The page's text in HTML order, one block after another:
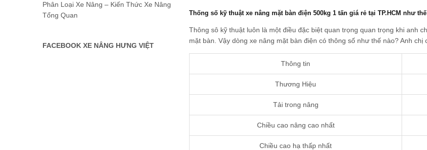
Phân Loại Xe Nâng – Kiến Thức Xe Nâng
Tổng Quan
FACEBOOK XE NÂNG HƯNG VIỆT
Thống số kỹ thuật xe nâng mặt bàn điện 500kg 1 tấn giá rẻ tại TP.HCM như
Thông sô kỹ thuật luôn là một điều đặc biệt quan trọng quan trọng khi anh
mặt bàn. Vậy dòng xe nâng mặt bàn điện có thông số như thế nào? Anh chị
Thông tin
Thương Hiệu
Tải trong nâng
Chiều cao nâng cao nhất
Chiều cao hạ thấp nhất